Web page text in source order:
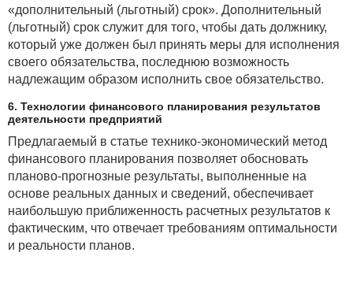
«дополнительный (льготный) срок». Дополнительный
(льготный) срок служит для того, чтобы дать должнику,
который уже должен был принять меры для исполнения
своего обязательства, последнюю возможность
надлежащим образом исполнить свое обязательство.
6. Технологии финансового планирования результатов
деятельности предприятий
Предлагаемый в статье технико-экономический метод
финансового планирования позволяет обосновать
планово-прогнозные результаты, выполненные на
основе реальных данных и сведений, обеспечивает
наибольшую приближенность расчетных результатов к
фактическим, что отвечает требованиям оптимальности
и реальности планов.